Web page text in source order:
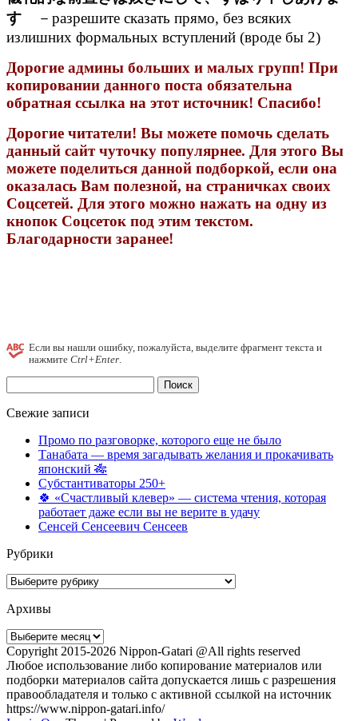
す －разрешите сказать прямо, без всяких
излишних формальных вступлений (вроде бы 2)
Дорогие админы больших и малых групп! При
копировании данного поста обязательна
обратная ссылка на этот источник! Спасибо!
Дорогие читатели! Вы можете помочь сделать
данный сайт чуточку популярнее. Для этого Вы
можете поделиться данной подборкой, если она
оказалась Вам полезной, на страничках своих
Соцсетей. Для этого можно нажать на одну из
кнопок Соцсеток под этим текстом.
Благодарности заранее!
Если вы нашли ошибку, пожалуйста, выделите фрагмент текста и
нажмите Ctrl+Enter.
Свежие записи
Промо по разговорке, которого еще не было
Танабата — время загадывать желания и прокачивать
японский 🎋
Субстантиваторы 250+
🍀 «Счастливый клевер» — система чтения, которая
работает даже если вы не верите в удачу
Сенсей Сенсеевич Сенсеев
Рубрики
Рубрики
Архивы
Архивы
Copyright 2015-2026 Nippon-Gatari @All rights reserved
Любое использование либо копирование материалов или
подборки материалов сайта допускается лишь с разрешения
правообладателя и только с активной ссылкой на источник
https://www.nippon-gatari.info/